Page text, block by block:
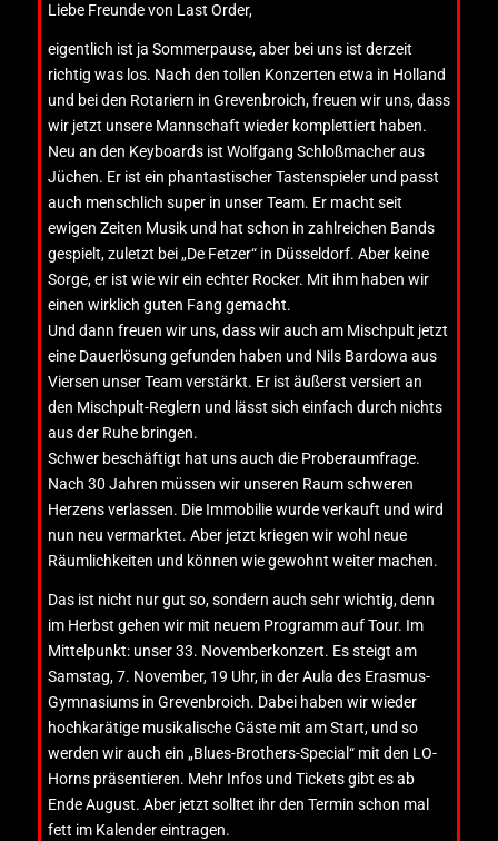
Liebe Freunde von Last Order,
eigentlich ist ja Sommerpause, aber bei uns ist derzeit
richtig was los. Nach den tollen Konzerten etwa in Holland
und bei den Rotariern in Grevenbroich, freuen wir uns, dass
wir jetzt unsere Mannschaft wieder komplettiert haben.
Neu an den Keyboards ist Wolfgang Schloßmacher aus
Jüchen. Er ist ein phantastischer Tastenspieler und passt
auch menschlich super in unser Team. Er macht seit
ewigen Zeiten Musik und hat schon in zahlreichen Bands
gespielt, zuletzt bei „De Fetzer“ in Düsseldorf. Aber keine
Sorge, er ist wie wir ein echter Rocker. Mit ihm haben wir
einen wirklich guten Fang gemacht.
Und dann freuen wir uns, dass wir auch am Mischpult jetzt
eine Dauerlösung gefunden haben und Nils Bardowa aus
Viersen unser Team verstärkt. Er ist äußerst versiert an
den Mischpult-Reglern und lässt sich einfach durch nichts
aus der Ruhe bringen.
Schwer beschäftigt hat uns auch die Proberaumfrage.
Nach 30 Jahren müssen wir unseren Raum schweren
Herzens verlassen. Die Immobilie wurde verkauft und wird
nun neu vermarktet. Aber jetzt kriegen wir wohl neue
Räumlichkeiten und können wie gewohnt weiter machen.
Das ist nicht nur gut so, sondern auch sehr wichtig, denn
im Herbst gehen wir mit neuem Programm auf Tour. Im
Mittelpunkt: unser 33. Novemberkonzert. Es steigt am
Samstag, 7. November, 19 Uhr, in der Aula des Erasmus-
Gymnasiums in Grevenbroich. Dabei haben wir wieder
hochkarätige musikalische Gäste mit am Start, und so
werden wir auch ein „Blues-Brothers-Special“ mit den LO-
Horns präsentieren. Mehr Infos und Tickets gibt es ab
Ende August. Aber jetzt solltet ihr den Termin schon mal
fett im Kalender eintragen.